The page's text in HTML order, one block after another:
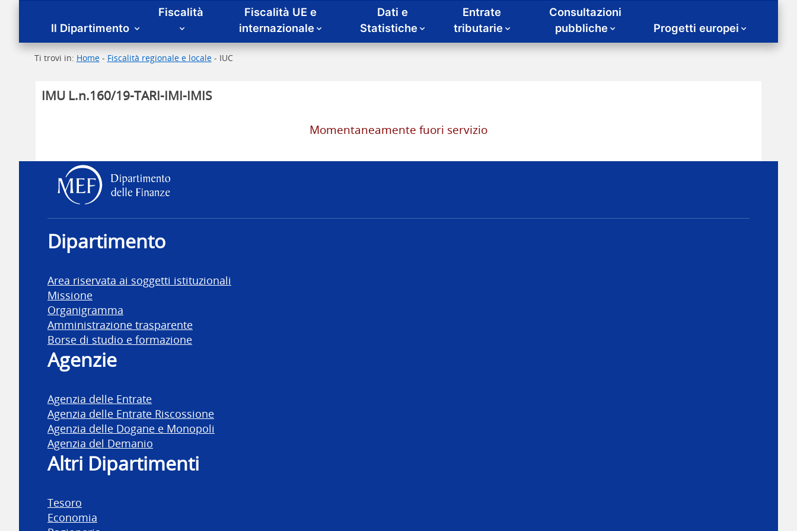
Menu principale
Il Dipartimento
Fiscalità
Fiscalità UE e
internazionale
Dati e
Statistiche
Entrate
tributarie
Consultazioni
pubbliche
Progetti europei
Ti trovi in: Home- Fiscalità regionale e locale- IUC
IMU L.n.160/19-TARI-IMI-IMIS
Momentaneamente fuori servizio
Dipartimento delle Finanze
Dipartimento
Area riservata ai soggetti istituzionali
Missione
Organigramma
Amministrazione trasparente
Borse di studio e formazione
Agenzie
Agenzia delle Entrate
Agenzia delle Entrate Riscossione
Agenzia delle Dogane e Monopoli
Agenzia del Demanio
Altri Dipartimenti
Tesoro
Economia